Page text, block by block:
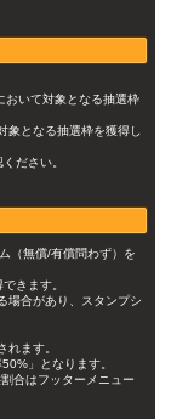
おいて対象となる抽選枠
象となる抽選枠を獲得し
ださい。
（無償/有償問わず）を
きます。
場合があり、スタンプシ
ます。
」となります。
合はフッターメニュー